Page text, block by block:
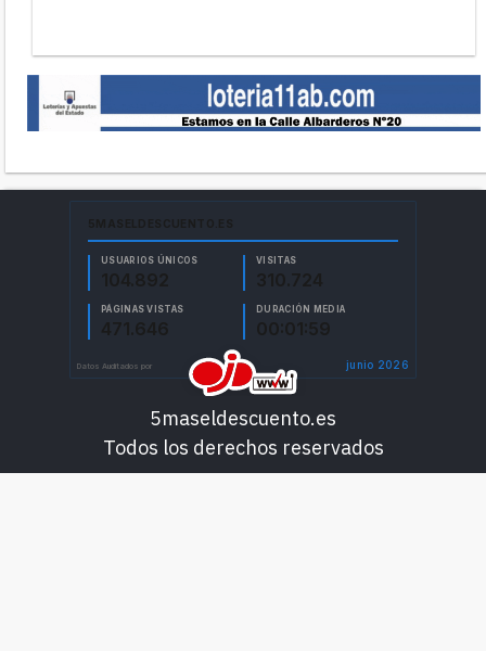
5maseldescuento.es
Todos los derechos reservados